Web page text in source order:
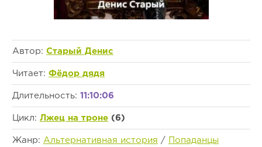
Автор: Старый Денис
Читает: Фёдор дядя
Длительность: 11:10:06
Цикл: Лжец на троне (6)
Жанр: Альтернативная история / Попаданцы